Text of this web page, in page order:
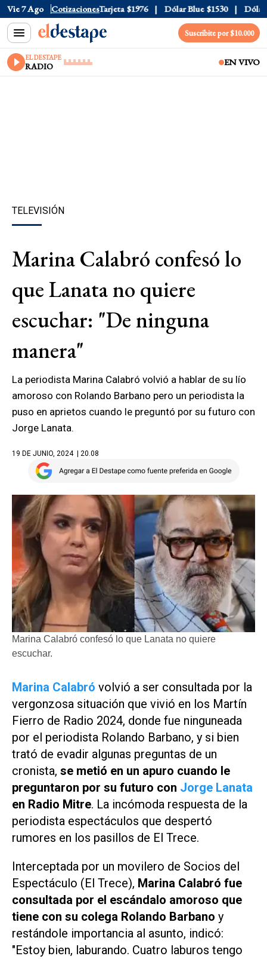
Vie 7 Ago Cotizaciones
$1520 Dólar Tarjeta $1976 Dólar Blue $1530 Dólar
Suscribite por $10.000
EL DESTAPE
RADIO EN VIVO
TELEVISIÓN
Marina Calabró confesó lo
que Lanata no quiere
escuchar: "De ninguna
manera"
La periodista Marina Calabró volvió a hablar de su lío
amoroso con Rolando Barbano pero un periodista la
puso en aprietos cuando le preguntó por su futuro con
Jorge Lanata.
19 DE JUNIO, 2024 | 20.08
Marina Calabró confesó lo que Lanata no quiere
escuchar.
Marina Calabró volvió a ser consultada por la
vergonzosa situación que vivió en los Martín
Fierro de Radio 2024, donde fue ninguneada
por el periodista Rolando Barbano, y si bien
trató de evadir algunas preguntas de un
cronista, se metió en un apuro cuando le
preguntaron por su futuro con Jorge Lanata
en Radio Mitre. La incómoda respuesta de la
periodista espectáculos que despertó
rumores en los pasillos de El Trece.
Interceptada por un movilero de Socios del
Espectáculo (El Trece), Marina Calabró fue
consultada por el escándalo amoroso que
tiene con su colega Rolando Barbano y
restándole importancia al asunto, indicó:
"Estoy bien, laburando. Cuatro laburos tengo